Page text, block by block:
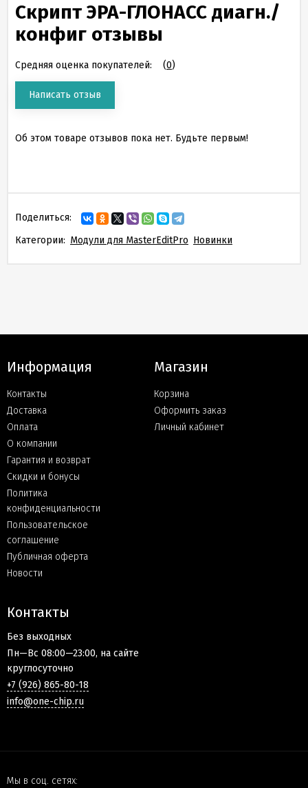
Скрипт ЭРА-ГЛОНАСС диагн./
конфиг отзывы
Средняя оценка покупателей: (0)
Написать отзыв
Об этом товаре отзывов пока нет. Будьте первым!
Поделиться:
Категории: Модули для MasterEditPro Новинки
Информация
Контакты
Доставка
Оплата
О компании
Гарантия и возврат
Скидки и бонусы
Политика
конфиденциальности
Пользовательское
соглашение
Публичная оферта
Новости
Магазин
Корзина
Оформить заказ
Личный кабинет
Контакты
Без выходных
Пн—Вс 08:00—23:00, на сайте
круглосуточно
+7 (926) 865-80-18
info@one-chip.ru
Мы в соц. сетях